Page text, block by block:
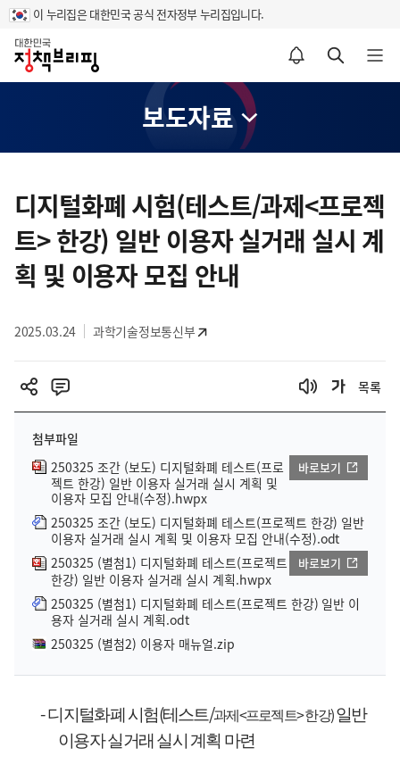
이 누리집은 대한민국 공식 전자정부 누리집입니다.
홈
알림설정 바로가기 검색 바로가기 메뉴 열기
보도자료
텐
츠
영
역
디지털화폐 시험(테스트/과제<프로젝
트> 한강) 일반 이용자 실거래 실시 계
획 및 이용자 모집 안내
2025.03.24 과학기술정보통신부
목록
첨부파일
250325 조간 (보도) 디지털화폐 테스트(프로
젝트 한강) 일반 이용자 실거래 실시 계획 및
이용자 모집 안내(수정).hwpx
바로보기
250325 조간 (보도) 디지털화폐 테스트(프로젝트 한강) 일반
이용자 실거래 실시 계획 및 이용자 모집 안내(수정).odt
250325 (별첨1) 디지털화폐 테스트(프로젝트
한강) 일반 이용자 실거래 실시 계획.hwpx
바로보기
250325 (별첨1) 디지털화폐 테스트(프로젝트 한강) 일반 이
용자 실거래 실시 계획.odt
250325 (별첨2) 이용자 매뉴얼.zip
-디지털화폐 시험(테스트/과제 <프로젝트>한강)일반
이용자 실거래 실시 계획 마련